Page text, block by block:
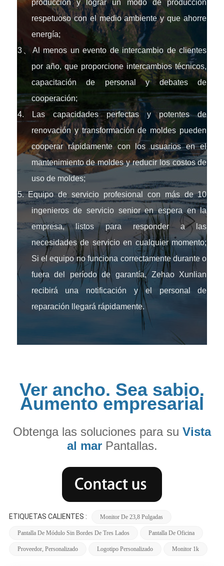
producción y lograr un modo de producción
respetuoso con el medio ambiente y que ahorre
energía;
3、Al menos un evento de intercambio de clientes
por año, que proporcione intercambios técnicos,
capacitación de personal y debates de
cooperación;
4. Las capacidades perfectas y potentes de
renovación y transformación de moldes pueden
cooperar rápidamente con los usuarios en el
mantenimiento de moldes y reducir los costos de
uso de moldes;
5. Equipo de servicio profesional con más de 10
ingenieros de servicio senior en espera en la
empresa, listos para responder a las
necesidades de servicio en cualquier momento;
Si el equipo no funciona correctamente durante o
fuera del período de garantía, Zehao Xunlian
recibirá una notificación y el personal de
reparación llegará rápidamente.
Ver ancho. Sea sabio.
Aumento empresarial
Obtenga las soluciones para su Vista
al marPantallas.
ETIQUETAS CALIENTES : Monitor De 23,8 Pulgadas
Pantalla De Módulo Sin Bordes De Tres Lados Pantalla De Oficina
Proveedor, Personalizado Logotipo Personalizado Monitor 1k